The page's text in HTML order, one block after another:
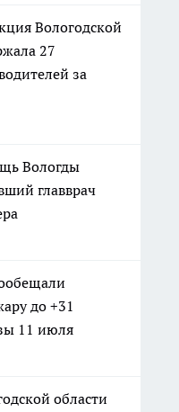
Вологодской
27
за
Вологды
главврач
до +31
11 июля
области